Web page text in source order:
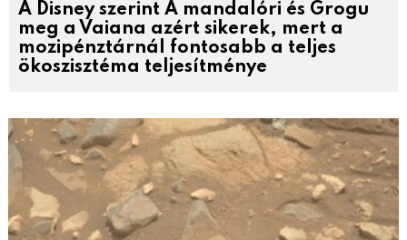
A Disney szerint A mandalóri és Grogu
meg a Vaiana azért sikerek, mert a
mozipénztárnál fontosabb a teljes
ökoszisztéma teljesítménye